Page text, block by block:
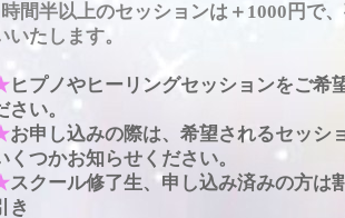
間半以上のセッションは＋1000円で
いたします。
ヒプノやヒーリングセッションをご希
さい。
お申し込みの際は、希望されるセッシ
くつかお知らせください。
スクール修了生、申し込み済みの方は
き